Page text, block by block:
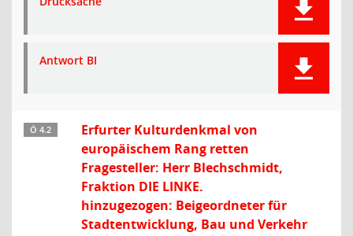
Antwort BI
Ö 4.2
Erfurter Kulturdenkmal von
europäischem Rang retten
Fragesteller: Herr Blechschmidt,
Fraktion DIE LINKE.
hinzugezogen: Beigeordneter für
Stadtentwicklung, Bau und Verkehr